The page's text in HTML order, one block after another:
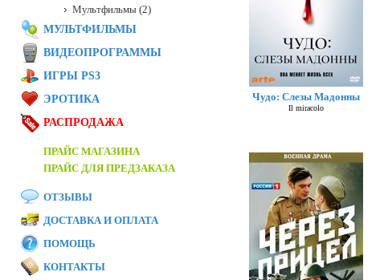
Чудо: Слезы Мадонны
Il miracolo
Мультфильмы (2)
МУЛЬТФИЛЬМЫ
ВИДЕОПРОГРАММЫ
ИГРЫ PS3
ЭРОТИКА
РАСПРОДАЖА
ПРАЙС МАГАЗИНА
ПРАЙС ДЛЯ ПРЕДЗАКАЗА
ОТЗЫВЫ
ДОСТАВКА И ОПЛАТА
ПОМОЩЬ
КОНТАКТЫ